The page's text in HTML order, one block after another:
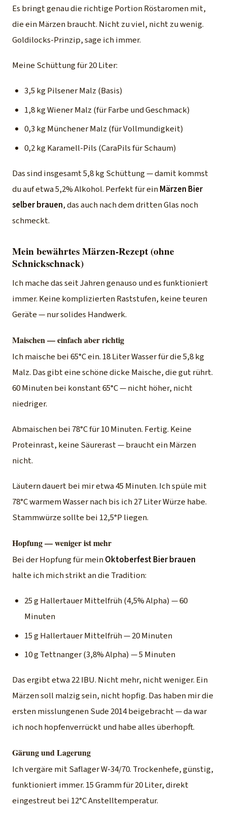
Es bringt genau die richtige Portion Röstaromen mit,
die ein Märzen braucht. Nicht zu viel, nicht zu wenig.
Goldilocks-Prinzip, sage ich immer.
Meine Schüttung für 20 Liter:
3,5 kg Pilsener Malz (Basis)
1,8 kg Wiener Malz (für Farbe und Geschmack)
0,3 kg Münchener Malz (für Vollmundigkeit)
0,2 kg Karamell-Pils (CaraPils für Schaum)
Das sind insgesamt 5,8 kg Schüttung — damit kommst
du auf etwa 5,2% Alkohol. Perfekt für einMärzen Bier
selber brauen, das auch nach dem dritten Glas noch
schmeckt.
Mein bewährtes Märzen-Rezept (ohne
Schnickschnack)
Ich mache das seit Jahren genauso und es funktioniert
immer. Keine komplizierten Raststufen, keine teuren
Geräte — nur solides Handwerk.
Maischen — einfach aber richtig
Ich maische bei 65°C ein. 18 Liter Wasser für die 5,8 kg
Malz. Das gibt eine schöne dicke Maische, die gut rührt.
60 Minuten bei konstant 65°C — nicht höher, nicht
niedriger.
Abmaischen bei 78°C für 10 Minuten. Fertig. Keine
Proteinrast, keine Säurerast — braucht ein Märzen
nicht.
Läutern dauert bei mir etwa 45 Minuten. Ich spüle mit
78°C warmem Wasser nach bis ich 27 Liter Würze habe.
Stammwürze sollte bei 12,5°P liegen.
Hopfung — weniger ist mehr
Bei der Hopfung für meinOktoberfest Bier brauen
halte ich mich strikt an die Tradition:
25 g Hallertauer Mittelfrüh (4,5% Alpha) — 60
Minuten
15 g Hallertauer Mittelfrüh — 20 Minuten
10 g Tettnanger (3,8% Alpha) — 5 Minuten
Das ergibt etwa 22 IBU. Nicht mehr, nicht weniger. Ein
Märzen soll malzig sein, nicht hopfig. Das haben mir die
ersten misslungenen Sude 2014 beigebracht — da war
ich noch hopfenverrückt und habe alles überhopft.
Gärung und Lagerung
Ich vergäre mit Saflager W-34/70. Trockenhefe, günstig,
funktioniert immer. 15 Gramm für 20 Liter, direkt
eingestreut bei 12°C Anstelltemperatur.